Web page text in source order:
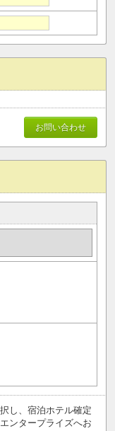
お問い合わせ
し、宿泊ホテル確定
ンタープライズへお